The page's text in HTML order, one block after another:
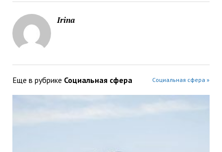
Irina
Еще в рубрике Социальная сфера Социальная сфера »